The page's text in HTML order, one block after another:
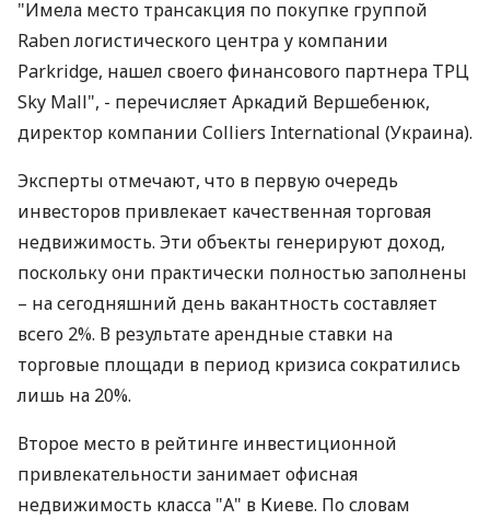
"Имела место трансакция по покупке группой
Raben логистического центра у компании
Parkridge, нашел своего финансового партнера ТРЦ
Sky Mall", - перечисляет Аркадий Вершебенюк,
директор компании Colliers International (Украина).
Эксперты отмечают, что в первую очередь
инвесторов привлекает качественная торговая
недвижимость. Эти объекты генерируют доход,
поскольку они практически полностью заполнены
– на сегодняшний день вакантность составляет
всего 2%. В результате арендные ставки на
торговые площади в период кризиса сократились
лишь на 20%.
Второе место в рейтинге инвестиционной
привлекательности занимает офисная
недвижимость класса "А" в Киеве. По словам